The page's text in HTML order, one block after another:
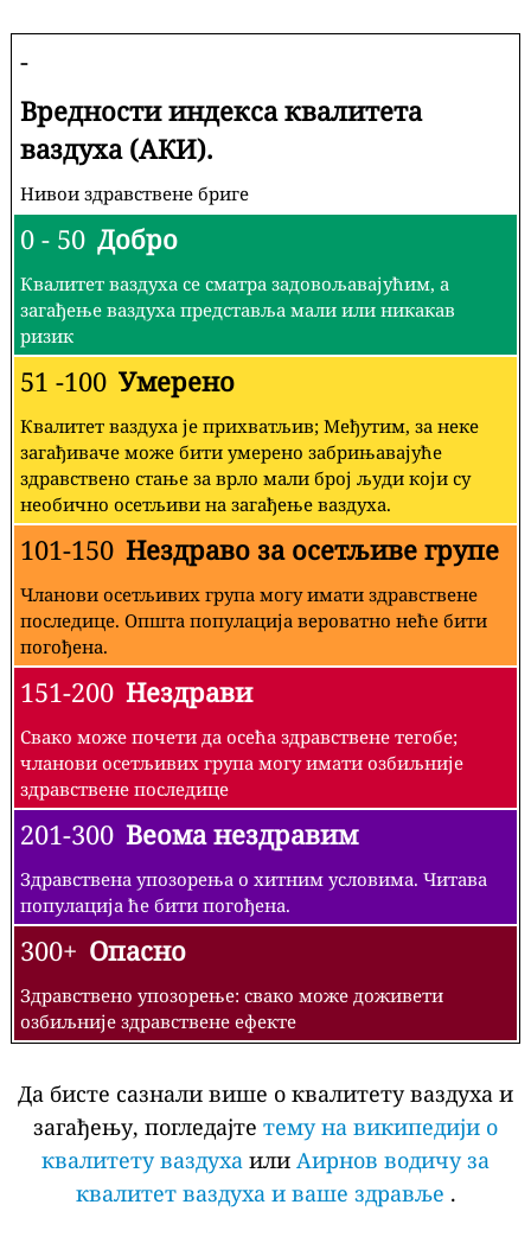
-
Вредности индекса квалитета
ваздуха (АКИ).
Нивои здравствене бриге
0 - 50 Добро
Квалитет ваздуха се сматра задовољавајућим, а
загађење ваздуха представља мали или никакав
ризик
51 -100 Умерено
Квалитет ваздуха је прихватљив; Међутим, за неке
загађиваче може бити умерено забрињавајуће
здравствено стање за врло мали број људи који су
необично осетљиви на загађење ваздуха.
101-150 Нездраво за осетљиве групе
Чланови осетљивих група могу имати здравствене
последице. Општа популација вероватно неће бити
погођена.
151-200 Нездрави
Свако може почети да осећа здравствене тегобе;
чланови осетљивих група могу имати озбиљније
здравствене последице
201-300 Веома нездравим
Здравствена упозорења о хитним условима. Читава
популација ће бити погођена.
300+ Опасно
Здравствено упозорење: свако може доживети
озбиљније здравствене ефекте
Да бисте сазнали више о квалитету ваздуха и
загађењу, погледајте тему на википедији о
квалитету ваздуха или Аирнов водичу за
квалитет ваздуха и ваше здравље .